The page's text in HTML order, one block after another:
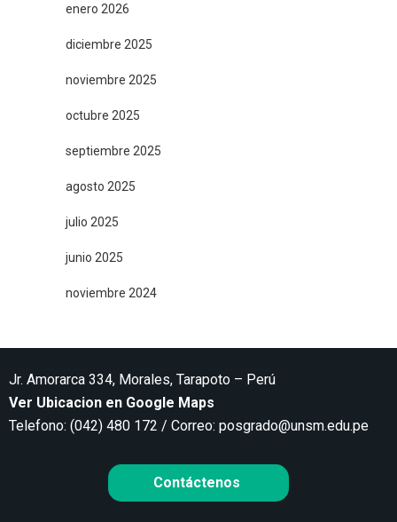
enero 2026
diciembre 2025
noviembre 2025
octubre 2025
septiembre 2025
agosto 2025
julio 2025
junio 2025
noviembre 2024
Jr. Amorarca 334, Morales, Tarapoto – Perú
Ver Ubicacion en Google Maps
Telefono: (042) 480 172 / Correo: posgrado@unsm.edu.pe
Contáctenos